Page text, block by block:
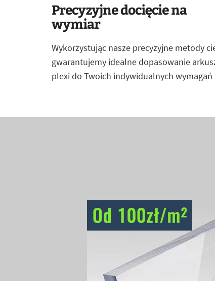
Precyzyjne docięcie na
wymiar
Wykorzystując nasze precyzyjne metody
gwarantujemy idealne dopasowanie
plexi do Twoich indywidualnych wymagań